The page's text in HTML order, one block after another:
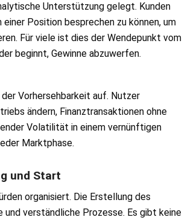
Unterstützung gelegt. Kunden
Position besprechen zu können, um
Für viele ist dies der Wendepunkt vom
beginnt, Gewinne abzuwerfen.
Vorhersehbarkeit auf. Nutzer
ändern, Finanztransaktionen ohne
Volatilität in einem vernünftigen
Marktphase.
und Start
organisiert. Die Erstellung des
und verständliche Prozesse. Es gibt keine